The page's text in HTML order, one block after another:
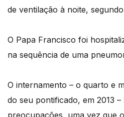
de ventilação à noite,
O Papa Francisco foi
na sequência de uma
O internamento – o quarto e
do seu pontificado, em 2013 –
preocupações, uma vez que